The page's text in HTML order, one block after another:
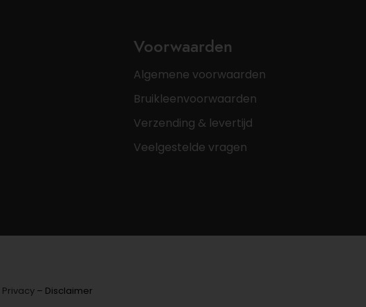
Voorwaarden
Algemene voorwaarden
Bruikleenvoorwaarden
Verzending & levertijd
Veelgestelde vragen
Privacy – Disclaimer